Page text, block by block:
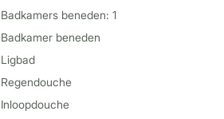
Badkamers beneden: 1
Badkamer beneden
Ligbad
Regendouche
Inloopdouche